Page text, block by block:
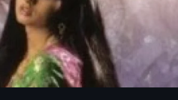
kino Uzbek tilida